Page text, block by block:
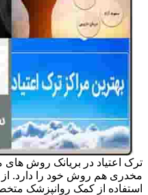
ترک اعتیاد در بریانک روش های
مخدری هم روش خود را دارد. از
استفاده از کمک روانپزشک